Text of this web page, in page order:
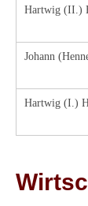
Hartwig (II.)
Johann
Hartwig (I.)